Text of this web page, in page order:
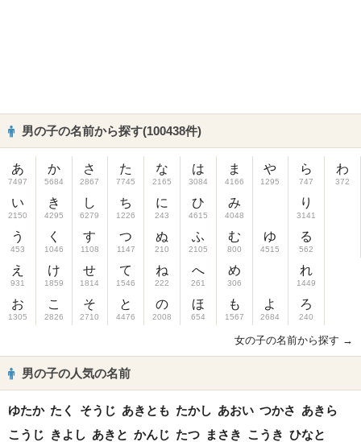
男の子の名前から探す(100438件)
あ
7497
い
2150
う
453
え
931
お
1305
か
5684
き
4295
く
1046
け
1859
こ
2826
さ
2867
し
6279
す
1108
せ
1814
そ
2710
た
7745
ち
1226
つ
1147
て
1546
と
4476
な
2165
に
243
ぬ
210
ね
222
の
2008
は
3084
ひ
4615
ふ
2105
へ
261
ほ
654
ま
4166
み
4048
む
800
め
306
も
1567
や
1295
ゆ
4515
よ
2684
ら
747
り
3141
る
562
れ
1449
ろ
240
わ
372
女の子の名前から探す →
男の子の人気の名前
ゆたか たく そうじ あきとも たかし あおい つかさ あきら
こうじ きよし あきと かんじ たつ まさき こうき ひなと